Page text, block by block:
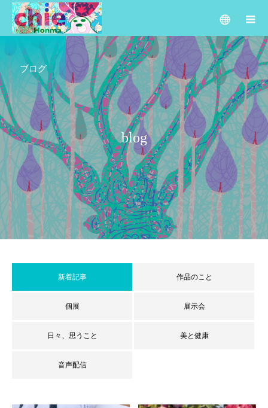
ブログ
blog
新着記事 作品のこと
個展 展示会
日々、思うこと 美と健康
音声配信